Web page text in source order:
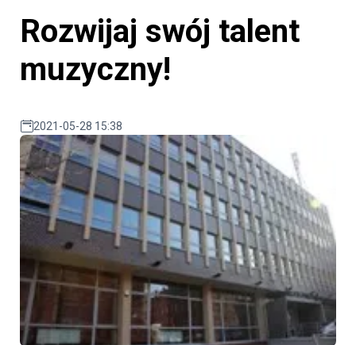
Rozwijaj swój talent
muzyczny!
2021-05-28 15:38